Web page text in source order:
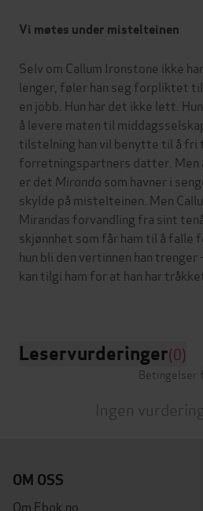
Vi møtes under mistelteinen
Selv om Callum Ironstone ikke
lenger, føler han seg forpliktet
en jobb. Hun har det ikke lett.
å levere maten til
tilstelning han vil benytte til å fri
forretningspartners datter. Men
er det Miranda som havner i
skylde på mistelteinen. Men
Mirandas forvandling fra sint
skjønnhet som får ham til å falle
hun bli den vertinnen han
kan tilgi ham for at han har
Leservurderinger(0)
Betingelser
Ingen
OM OSS
Om Ebok.no